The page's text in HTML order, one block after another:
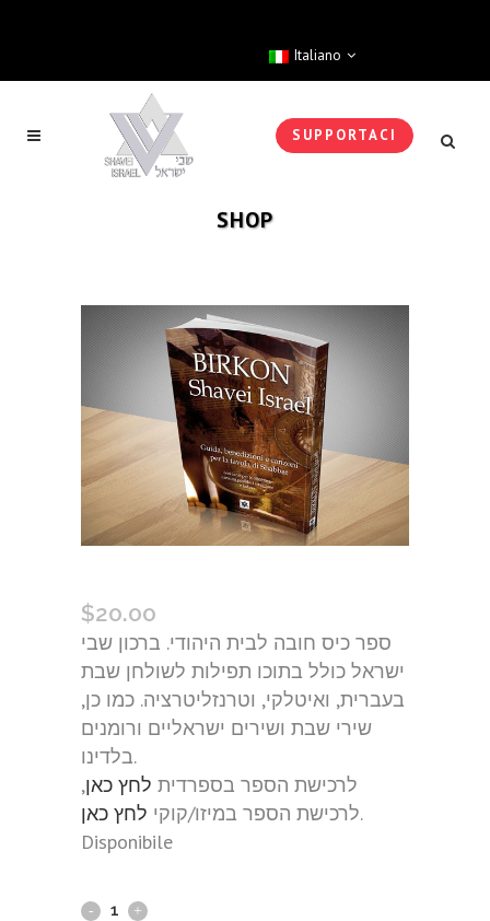
Italiano
SUPPORTACI
SHOP
$20.00
ספר כיס חובה לבית היהודי. ברכון שבי
ישראל כולל בתוכו תפילות לשולחן שבת
בעברית, ואיטלקי, וטרנזליטרציה. כמו כן,
שירי שבת ושירים ישראליים ורומנים
בלדינו.
לרכישת הספר בספרדית לחץ כאן,
לרכישת הספר במיזו/קוקי לחץ כאן
.
Disponibile
ברכון